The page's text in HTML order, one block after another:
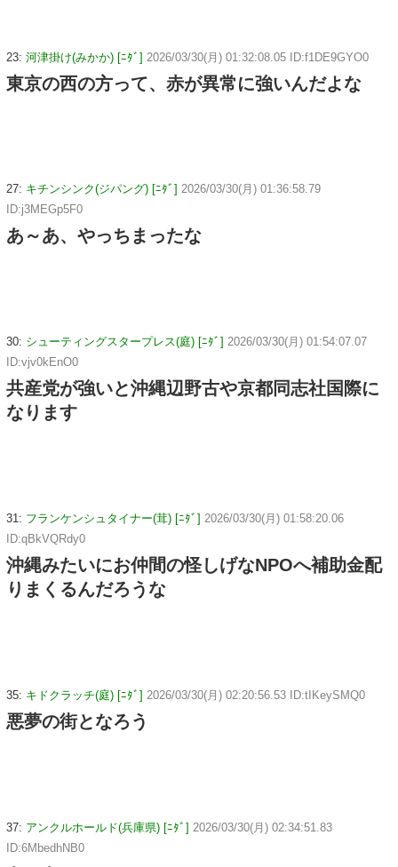
23: 河津掛け(みかか) [ﾆﾀﾞ] 2026/03/30(月) 01:32:08.05 ID:f1DE9GYO0
東京の西の方って、赤が異常に強いんだよな
27: キチンシンク(ジパング) [ﾆﾀﾞ] 2026/03/30(月) 01:36:58.79
ID:j3MEGp5F0
あ～あ、やっちまったな
30: シューティングスタープレス(庭) [ﾆﾀﾞ] 2026/03/30(月) 01:54:07.07
ID:vjv0kEnO0
共産党が強いと沖縄辺野古や京都同志社国際に
なります
31: フランケンシュタイナー(茸) [ﾆﾀﾞ] 2026/03/30(月) 01:58:20.06
ID:qBkVQRdy0
沖縄みたいにお仲間の怪しげなNPOへ補助金配
りまくるんだろうな
35: キドクラッチ(庭) [ﾆﾀﾞ] 2026/03/30(月) 02:20:56.53 ID:tIKeySMQ0
悪夢の街となろう
37: アンクルホールド(兵庫県) [ﾆﾀﾞ] 2026/03/30(月) 02:34:51.83
ID:6MbedhNB0